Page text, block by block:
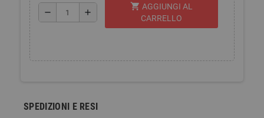
remove add
shopping_cart AGGIUNGI AL
CARRELLO
SPEDIZIONI E RESI